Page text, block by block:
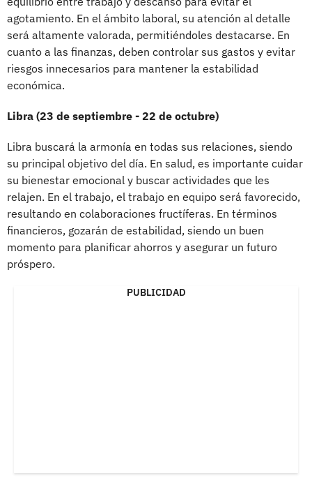
agotamiento. En el ámbito laboral, su atención al detalle
será altamente valorada, permitiéndoles destacarse. En
cuanto a las finanzas, deben controlar sus gastos y evitar
riesgos innecesarios para mantener la estabilidad
económica.
Libra (23 de septiembre - 22 de octubre)
Libra buscará la armonía en todas sus relaciones, siendo
su principal objetivo del día. En salud, es importante cuidar
su bienestar emocional y buscar actividades que les
relajen. En el trabajo, el trabajo en equipo será favorecido,
resultando en colaboraciones fructíferas. En términos
financieros, gozarán de estabilidad, siendo un buen
momento para planificar ahorros y asegurar un futuro
próspero.
PUBLICIDAD